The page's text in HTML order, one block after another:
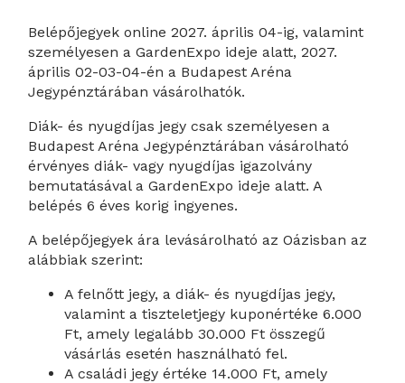
Belépőjegyek online 2027. április 04-ig, valamint
személyesen a GardenExpo ideje alatt, 2027.
április 02-03-04-én a Budapest Aréna
Jegypénztárában vásárolhatók.
Diák- és nyugdíjas jegy csak személyesen a
Budapest Aréna Jegypénztárában vásárolható
érvényes diák- vagy nyugdíjas igazolvány
bemutatásával a GardenExpo ideje alatt. A
belépés 6 éves korig ingyenes.
A belépőjegyek ára levásárolható az Oázisban az
alábbiak szerint:
A felnőtt jegy, a diák- és nyugdíjas jegy,
valamint a tiszteletjegy kuponértéke 6.000
Ft, amely legalább 30.000 Ft összegű
vásárlás esetén használható fel.
A családi jegy értéke 14.000 Ft, amely